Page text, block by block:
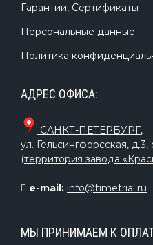
Гарантии, Сертификаты
Персональные данные
Политика
АДРЕС ОФИСА:
САНКТ-ПЕТЕРБУРГ,
ул. Гельсингфорсская, д.3,
(территория завода
e-mail: info@timetrial.ru
МЫ ПРИНИМАЕМ К